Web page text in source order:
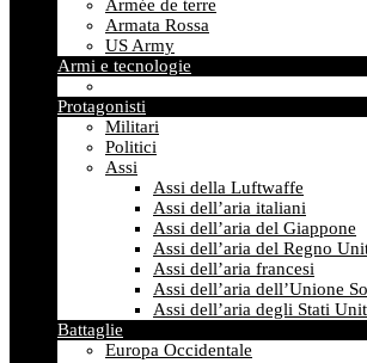
Armée de terre
Armata Rossa
US Army
Armi e tecnologie
Protagonisti
Militari
Politici
Assi
Assi della Luftwaffe
Assi dell’aria italiani
Assi dell’aria del Giappone
Assi dell’aria del Regno
Assi dell’aria francesi
Assi dell’aria dell’Unione
Assi dell’aria degli Stati
Battaglie
Europa Occidentale